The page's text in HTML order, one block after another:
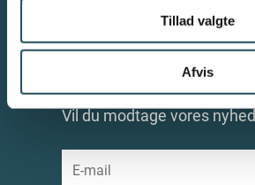
Tillad valgte
Afvis
NYHEDSBREV
Vil du modtage vores